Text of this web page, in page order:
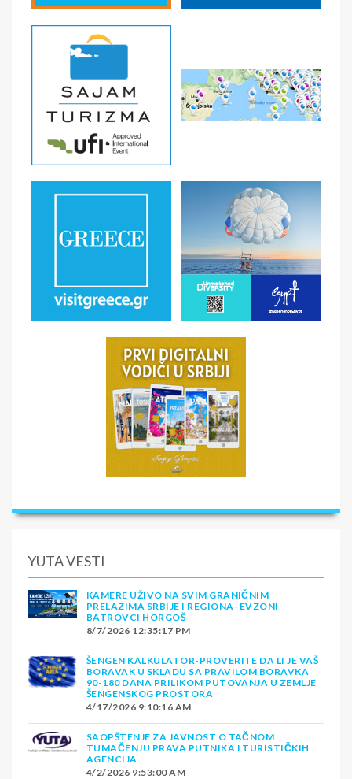
YUTA VESTI
KAMERE UŽIVO NA SVIM GRANIČNIM
PRELAZIMA SRBIJE I REGIONA–EVZONI
BATROVCI HORGOŠ
8/7/2026 12:35:17 PM
ŠENGEN KALKULATOR-PROVERITE DA LI JE VAŠ
BORAVAK U SKLADU SA PRAVILOM BORAVKA
90-180 DANA PRILIKOM PUTOVANJA U ZEMLJE
ŠENGENSKOG PROSTORA
4/17/2026 9:10:16 AM
SAOPŠTENJE ZA JAVNOST O TAČNOM
TUMAČENJU PRAVA PUTNIKA I TURISTIČKIH
AGENCIJA
4/2/2026 9:53:00 AM